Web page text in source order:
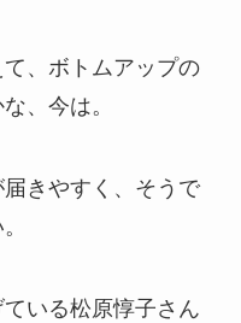
、ボトムアップの
、今は。
きやすく、そうで
いる松原惇子さん